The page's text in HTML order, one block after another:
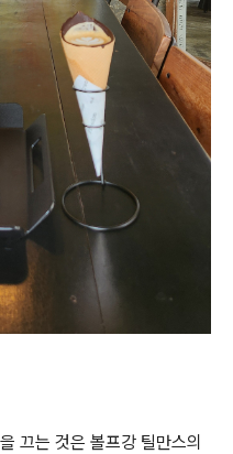
끄는 것은 볼프강 틸만스의